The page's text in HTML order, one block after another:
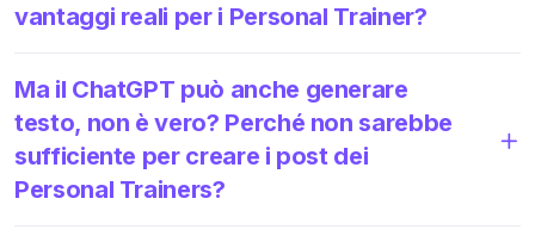
vantaggi reali per i Personal Trainer?
Ma il ChatGPT può anche generare
testo, non è vero? Perché non sarebbe
sufficiente per creare i post dei
Personal Trainers?